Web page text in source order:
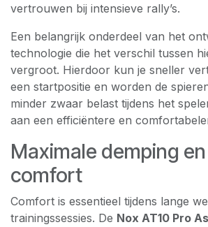
vertrouwen bij intensieve rally’s.
Een belangrijk onderdeel van het
technologie die het verschil tussen
vergroot. Hierdoor kun je sneller
een startpositie en worden de
minder zwaar belast tijdens het
aan een efficiëntere en
Maximale demping
comfort
Comfort is essentieel tijdens lange
trainingssessies. De Nox AT10 Pro